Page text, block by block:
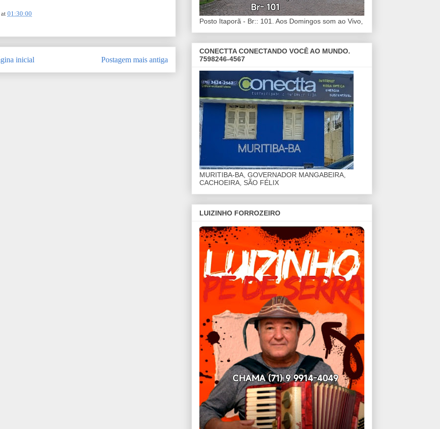
at 01:30:00
Postagem mais antiga
inicial
Posto Itaporã - Br:: 101. Aos Domingos som ao Vivo,
CONECTTA CONECTANDO VOCÊ AO MUNDO.
7598246-4567
MURITIBA-BA, GOVERNADOR MANGABEIRA,
CACHOEIRA, SÃO FÉLIX
LUIZINHO FORROZEIRO